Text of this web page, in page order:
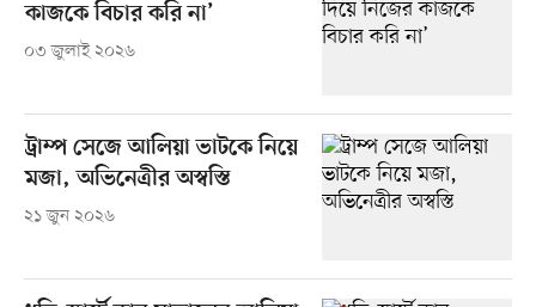
কাজকে বিচার করি না’
০৩ জুলাই ২০২৬
ট্রাম্প সেজে আলিয়া ভাটকে নিয়ে
মজা, অভিনেত্রীর অস্বস্তি
২১ জুন ২০২৬